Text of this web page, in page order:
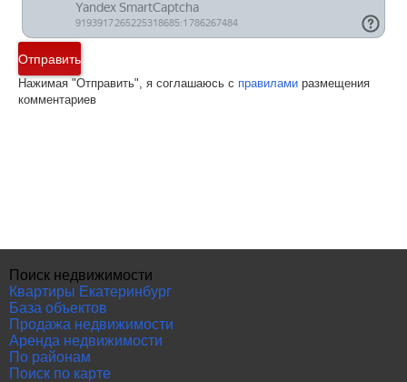
Отправить
Нажимая "Отправить", я соглашаюсь с правилами размещения
комментариев
Поиск недвижимости
Квартиры Екатеринбург
База объектов
Продажа недвижимости
Аренда недвижимости
По районам
Поиск по карте